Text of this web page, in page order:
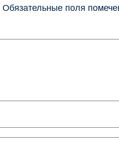
Обязательные поля